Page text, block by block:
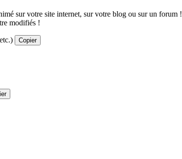
sur votre site internet, sur votre blog ou sur un forum !
modifiés !
Copier